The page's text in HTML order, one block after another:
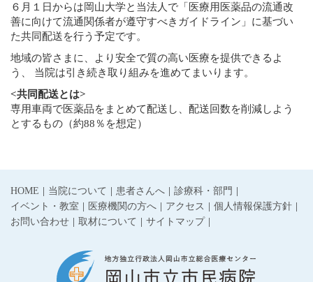
６月１日からは岡山大学と当法人で「医療用医薬品の流通改
善に向けて流通関係者が遵守すべきガイドライン」に基づい
た共同配送を行う予定です。
地域の皆さまに、より安全で質の高い医療を提供できるよ
う、 当院は引き続き取り組みを進めてまいります。
<共同配送とは>
専用車両で医薬品をまとめて配送し、配送回数を削減しよう
とするもの（約88％を想定）
HOME 当院について 患者さんへ
診療科・部門
イベント・教室
医療機関の方へ アクセス
個人情報保護方針
お問い合わせ
取材について サイトマップ